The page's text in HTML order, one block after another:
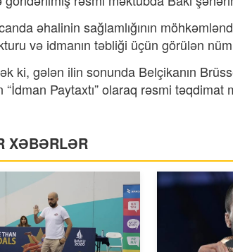
əhalinin sağlamlığının
və idmanın təbliği üçün görülən
ki, gələn ilin sonunda Belçikanın
“İdman Paytaxtı” olaraq rəsmi təqdimat
XƏBƏRLƏR